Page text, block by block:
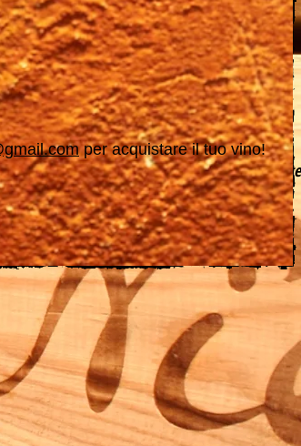
per acquistare il tuo vino!
nell'etica delle persone, che si riflette
vita."